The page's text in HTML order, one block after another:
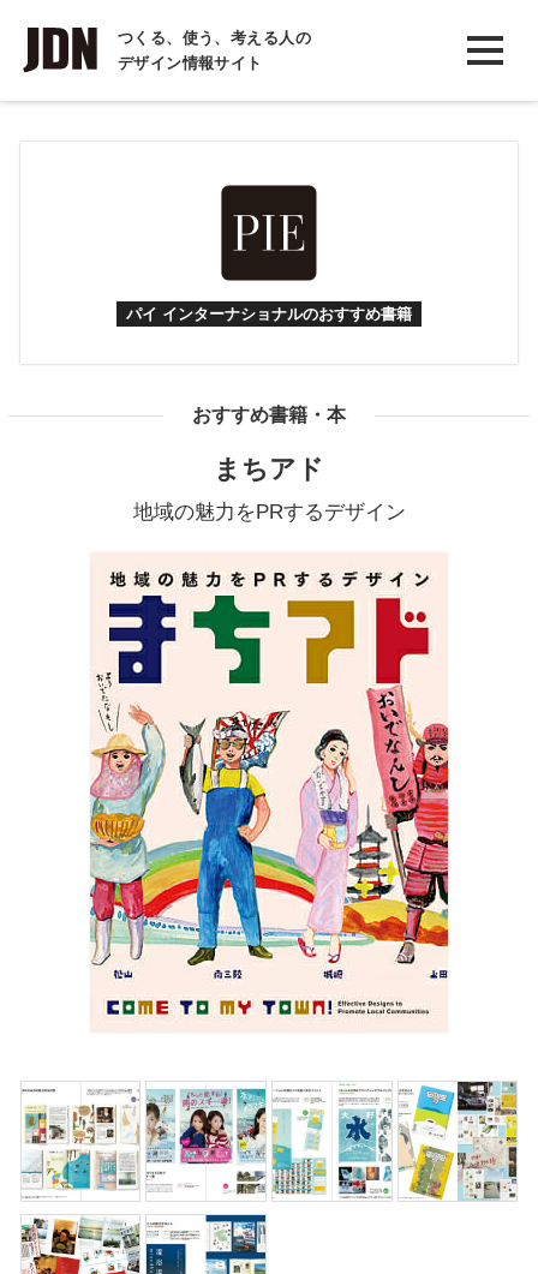
つくる、使う、考える人の
デザイン情報サイト
INTERVIEW
インタビュー
REPORT
パイ インターナショナルのおすすめ書籍
おすすめ書籍・本
まちアド
地域の魅力をPRするデザイン